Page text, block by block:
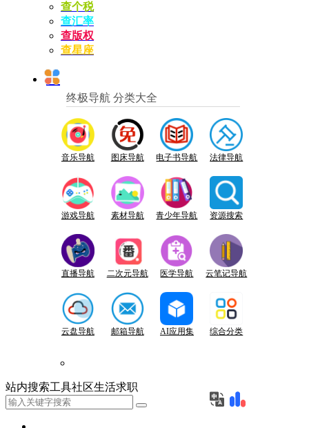
查个税
查汇率
查版权
查星座
终极导航 分类大全
音乐导航 图床导航 电子书导航 法律导航
游戏导航 素材导航 青少年导航 资源搜索
直播导航 二次元导航 医学导航 云笔记导航
云盘导航 邮箱导航 AI应用集 综合分类
站内搜索工具社区生活求职